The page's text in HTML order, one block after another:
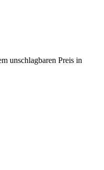
unschlagbaren Preis in